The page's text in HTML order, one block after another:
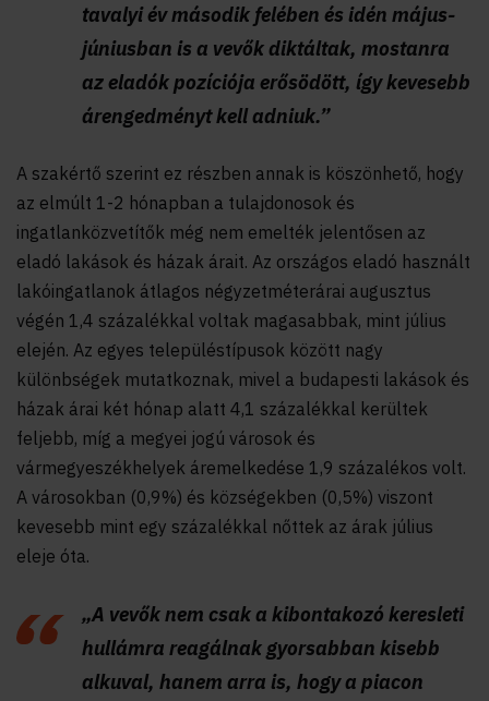
tavalyi év második felében és idén május-
júniusban is a vevők diktáltak, mostanra
az eladók pozíciója erősödött, így kevesebb
árengedményt kell adniuk.”
A szakértő szerint ez részben annak is köszönhető, hogy
az elmúlt 1-2 hónapban a tulajdonosok és
ingatlanközvetítők még nem emelték jelentősen az
eladó lakások és házak árait. Az országos eladó használt
lakóingatlanok átlagos négyzetméterárai augusztus
végén 1,4 százalékkal voltak magasabbak, mint július
elején. Az egyes településtípusok között nagy
különbségek mutatkoznak, mivel a budapesti lakások és
házak árai két hónap alatt 4,1 százalékkal kerültek
feljebb, míg a megyei jogú városok és
vármegyeszékhelyek áremelkedése 1,9 százalékos volt.
A városokban (0,9%) és községekben (0,5%) viszont
kevesebb mint egy százalékkal nőttek az árak július
eleje óta.
„A vevők nem csak a kibontakozó keresleti
hullámra reagálnak gyorsabban kisebb
alkuval, hanem arra is, hogy a piacon